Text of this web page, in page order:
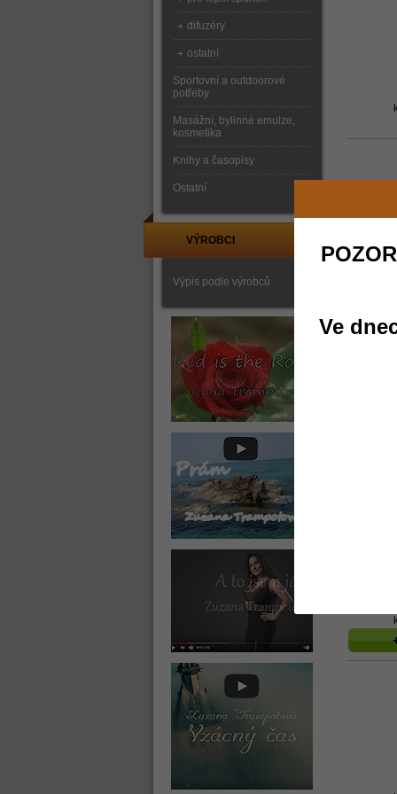
difuzéry
ostatní
Sportovní a outdoorové
potřeby
Masážní, bylinné emulze,
kosmetika
Knihy a časopisy
Ostatní
VÝROBCI
Výpis podle výrobců
Ve